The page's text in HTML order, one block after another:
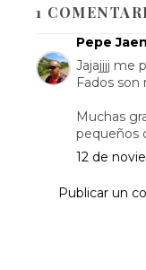
1
Pepe Jaen
Jajajjjj me
Fados son
Muchas
pequeños
12 de
Publicar un